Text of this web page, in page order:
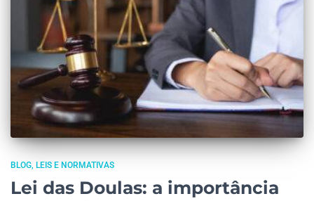
BLOG LEIS E NORMATIVAS
Lei das Doulas: a importância